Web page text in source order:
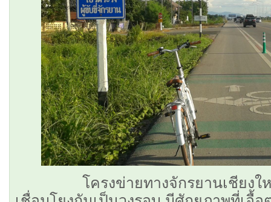
โครงข่ายทางจักรยานเชียงให